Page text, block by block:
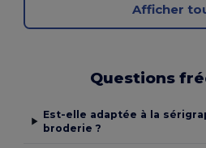
Afficher
Questions
Est-elle adaptée à la
broderie ?